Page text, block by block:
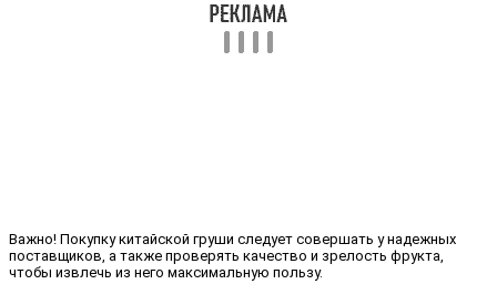
Важно! Покупку китайской груши следует совершать у надежных
поставщиков, а также проверять качество и зрелость фрукта,
чтобы извлечь из него максимальную пользу.